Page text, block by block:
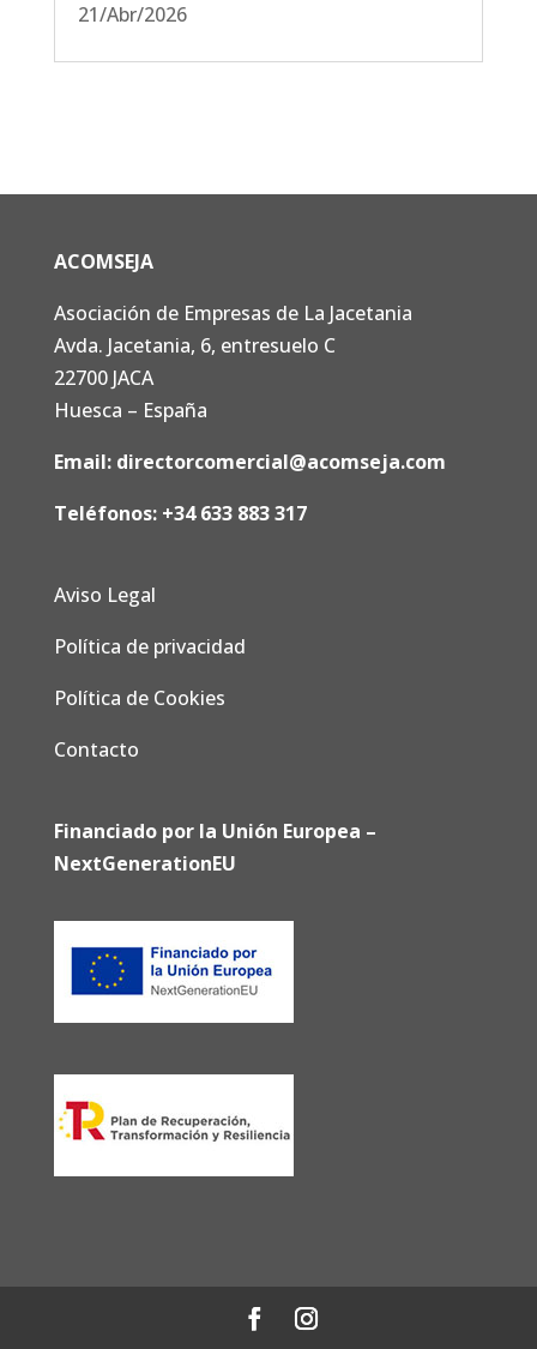
21/Abr/2026
ACOMSEJA
Asociación de Empresas de La Jacetania
Avda. Jacetania, 6, entresuelo C
22700 JACA
Huesca – España
Email: directorcomercial@acomseja.com
Teléfonos: +34 633 883 317
Aviso Legal
Política de privacidad
Política de Cookies
Contacto
Financiado por la Unión Europea –
NextGenerationEU